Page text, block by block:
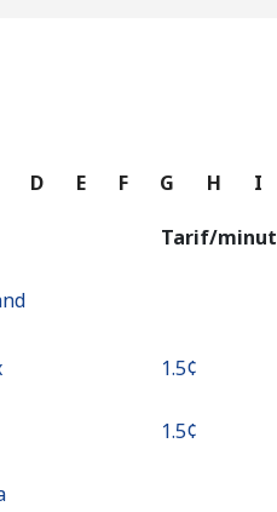
D E F G H I
Tarif/minut
⁦1.5¢⁩
⁦1.5¢⁩